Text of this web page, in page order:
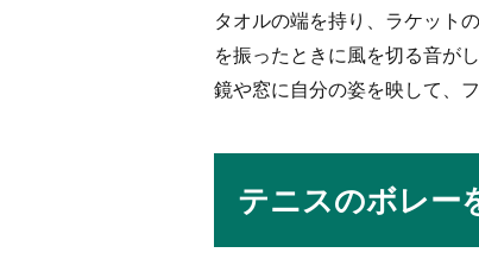
タオルの端を持り、ラケット
を振ったときに風を切る音がし
鏡や窓に自分の姿を映して、
テニスのボレー